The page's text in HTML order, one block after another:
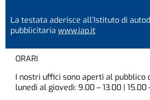
La testata aderisce all’Istituto di
pubblicitariawww.iap.it
ORARI
I nostri uffici sono aperti al pubblico
lunedì al giovedì: 9.00 – 13.00 | 15.00